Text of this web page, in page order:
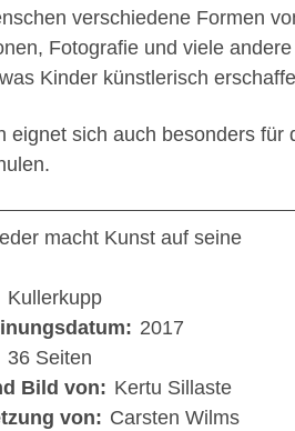
verschiedene Formen
Fotografie und viele
Kinder künstlerisch
eignet sich auch besonders
macht Kunst auf seine
Kullerkupp
2017
36 Seiten
Bild von: Kertu Sillaste
von: Carsten Wilms